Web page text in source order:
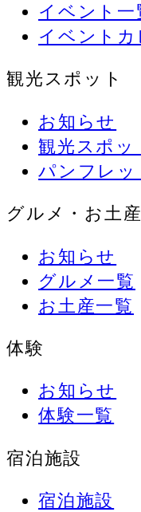
イベント一
イベントカ
観光スポット
お知らせ
観光スポッ
パンフレッ
グルメ・お土産
お知らせ
グルメ一覧
お土産一覧
体験
お知らせ
体験一覧
宿泊施設
宿泊施設